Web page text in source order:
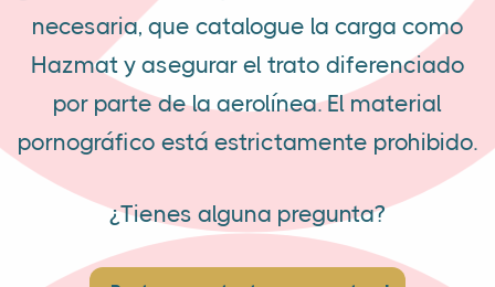
necesaria, que catalogue la carga como
Hazmat y asegurar el trato diferenciado
por parte de la aerolínea. El material
pornográfico está estrictamente prohibido.
¿Tienes alguna pregunta?